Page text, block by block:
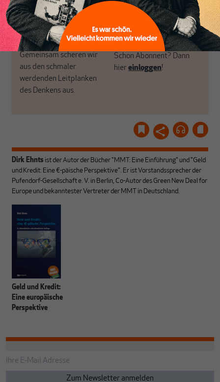
Dabei leben wir von
unseren Autoren, ihren
Recherchen, ihrem Wissen
und ihrem Enthusiasmus.
Gemeinsam scheren wir
aus den schmaler
werdenden Leitplanken
des Denkens aus.
ABONNIEREN SIE
MAKROSKOP
Schon Abonnent? Dann
hiereinloggen!
Dirk Ehnts ist der Autor der Bücher "MMT: Eine Einführung" und "Geld
und Kredit: Eine €-päische Perspektive". Er ist Vorstandssprecher der
Pufendorf-Gesellschaft e. V. in Berlin, Co-Autor des Green New Deal for
Europe und bekanntester Vertreter der MMT in Deutschland.
Geld und Kredit:
Eine europäische
Perspektive